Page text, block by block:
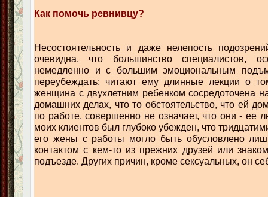
Как помочь ревнивцу?
Несостоятельность и даже нелепость
очевидна, что большинство специалистов,
немедленно и с большим эмоциональным
переубеждать: читают ему длинные лекции о
женщина с двухлетним ребенком сосредоточена
домашних делах, что то обстоятельство, что ей
по работе, совершенно не означает, что они - ее
моих клиентов был глубоко убежден, что
его жены с работы могло быть обусловлено
контактом с кем-то из прежних друзей или
подъезде. Других причин, кроме сексуальных, он